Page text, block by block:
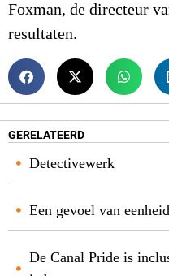
Foxman, de directeur
resultaten.
GERELATEERD
Detectivewerk
Een gevoel van eenheid
De Canal Pride is